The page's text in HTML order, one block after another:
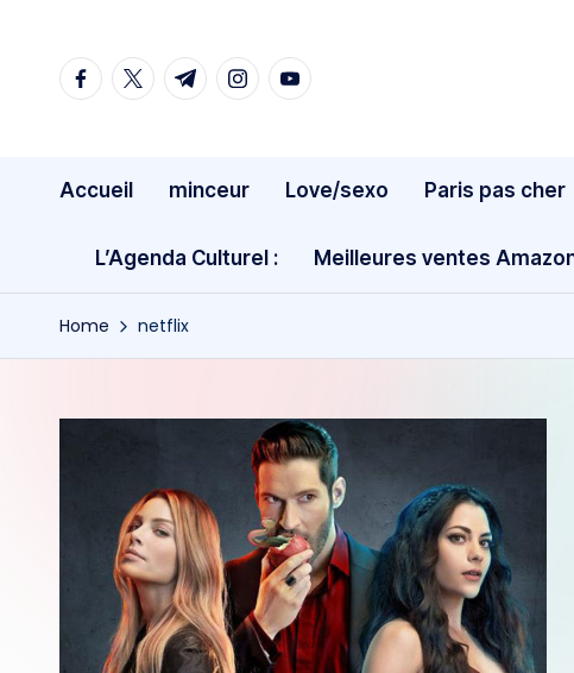
facebook.com
twitter.com
t.me instagram.com
youtube.com
Accueil minceur Love/sexo Paris pas cher
L’Agenda Culturel : Meilleures ventes
Home netflix